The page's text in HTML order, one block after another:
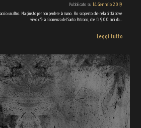
Pubblicato su 14 Gennaio 2019
un altro. Ma giusto per non perdere la mano. Ho scoperto che nella città dove
vivo c'è la ricorrenza del Santo Patrono, che fa 900 anni da…
Leggi tutto